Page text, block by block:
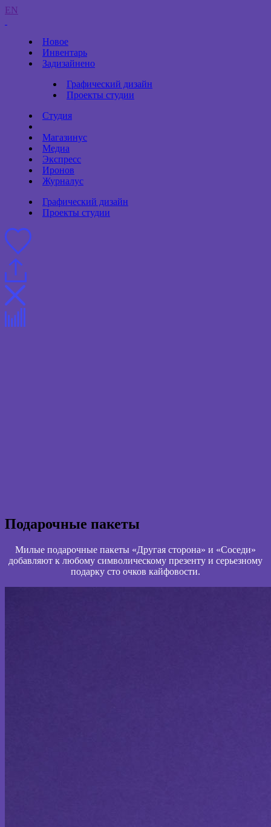
EN
Новое
Инвентарь
Задизайнено
Графический дизайн
Проекты студии
Студия
Магазинус
Медиа
Экспресс
Иронов
Журналус
Графический дизайн
Проекты студии
Подарочные пакеты
Милые подарочные пакеты «Другая сторона» и «Соседи»
добавляют к любому символическому презенту и серьезному
подарку сто очков кайфовости.